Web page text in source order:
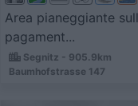
Area pianeggiante
pagament...
Segnitz - 905.9km
Baumhofstrasse 147